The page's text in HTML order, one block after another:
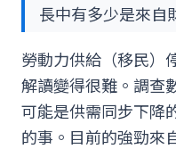
長中有多少是來自
勞動力供給（移民）
解讀變得很難。調查
可能是供需同步下降
的事。目前的強勁來